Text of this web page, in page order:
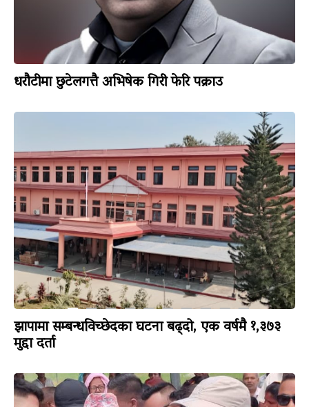
धरौटीमा छुटेलगत्तै अभिषेक गिरी फेरि पक्राउ
झापामा सम्बन्धविच्छेदका घटना बढ्दो, एक वर्षमै १,३७३
मुद्दा दर्ता